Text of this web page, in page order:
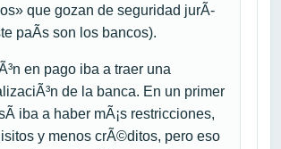
que gozan de seguridad jurÃ­
paÃ­s son los bancos).
en pago iba a traer una
de la banca. En un primer
iba a haber mÃ¡s restricciones,
y menos crÃ©ditos, pero eso